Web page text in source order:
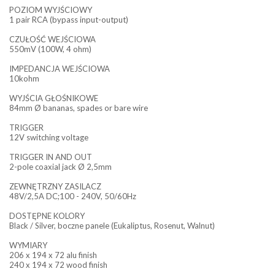
POZIOM WYJŚCIOWY
1 pair RCA (bypass input-output)
CZUŁOŚĆ WEJŚCIOWA
550mV (100W, 4 ohm)
IMPEDANCJA WEJŚCIOWA
10kohm
WYJŚCIA GŁOŚNIKOWE
84mm Ø bananas, spades or bare wire
TRIGGER
12V switching voltage
TRIGGER IN AND OUT
2-pole coaxial jack Ø 2,5mm
ZEWNĘTRZNY ZASILACZ
48V/2,5A DC;100 - 240V, 50/60Hz
DOSTĘPNE KOLORY
Black / Silver, boczne panele (Eukaliptus, Rosenut, Walnut)
WYMIARY
206 x 194 x 72 alu finish
240 x 194 x 72 wood finish